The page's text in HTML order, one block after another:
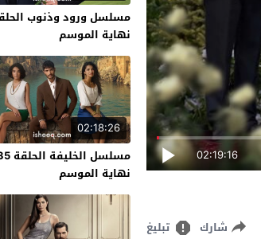
02:19:16
شارك تبليغ
نهاية الموسم
02:18:26
مسلسل
نهاية الموسم